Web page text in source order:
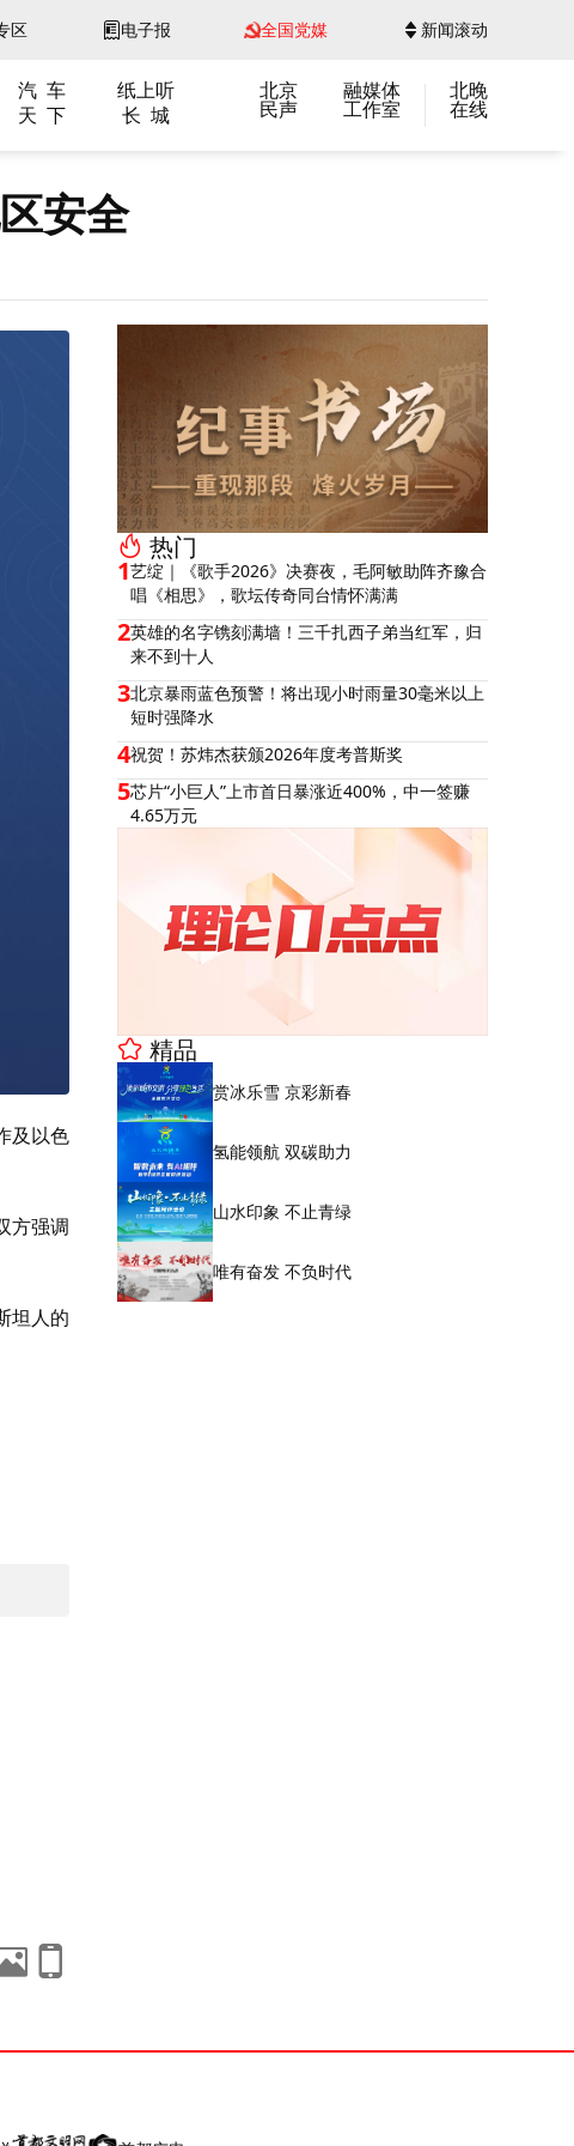
区 电子报 全国党媒 新闻滚动
汽 车
纸上听
天 下 长 城
北京
民声
融媒体
工作室
北晚
在线
安全
及以色
方强调
坦人的
热门
1艺绽｜《歌手2026》决赛夜，毛阿敏助阵齐豫合
唱《相思》，歌坛传奇同台情怀满满
2英雄的名字镌刻满墙！三千扎西子弟当红军，归
来不到十人
3北京暴雨蓝色预警！将出现小时雨量30毫米以上
短时强降水
4祝贺！苏炜杰获颁2026年度考普斯奖
5芯片“小巨人”上市首日暴涨近400%，中一签赚
4.65万元
精品
赏冰乐雪 京彩新春
氢能领航 双碳助力
山水印象 不止青绿
唯有奋发 不负时代